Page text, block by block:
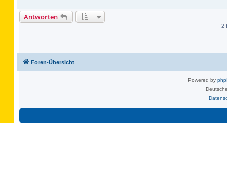
Antworten
2
Foren-Übersicht
Powered by